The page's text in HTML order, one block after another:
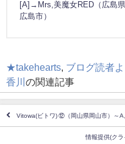
[A]→Mrs,美魔女RED（広島県
広島市）
★takehearts, ブログ読者よ
香川 の関連記事
Vitowa(ビトワ) ⑫（岡山県岡山市）～A
情報提供(ク